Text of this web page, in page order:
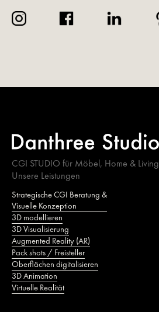
CGI STUDIO für Möbel, Home & Living
Unsere Leistungen
Strategische CGI Beratung &
Visuelle Konzeption
3D modellieren
3D Visualisierung
Augmented Reality (AR)
Pack shots / Freisteller
Oberflächen digitalisieren
3D Animation
Virtuelle Realität